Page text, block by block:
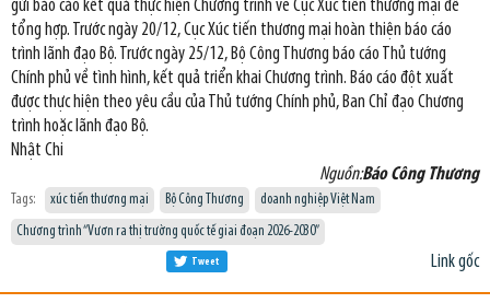
gửi báo cáo kết quả thực hiện Chương trình về Cục Xúc tiến thương mại để
tổng hợp. Trước ngày 20/12, Cục Xúc tiến thương mại hoàn thiện báo cáo
trình lãnh đạo Bộ. Trước ngày 25/12, Bộ Công Thương báo cáo Thủ tướng
Chính phủ về tình hình, kết quả triển khai Chương trình. Báo cáo đột xuất
được thực hiện theo yêu cầu của Thủ tướng Chính phủ, Ban Chỉ đạo Chương
trình hoặc lãnh đạo Bộ.
Nhật Chi
Nguồn:Báo Công Thương
Tags: xúc tiến thương mại Bộ Công Thương
doanh nghiệp Việt Nam
Chương trình “Vươn ra thị trường quốc tế giai đoạn 2026-2030”
Link gốc
Tweet